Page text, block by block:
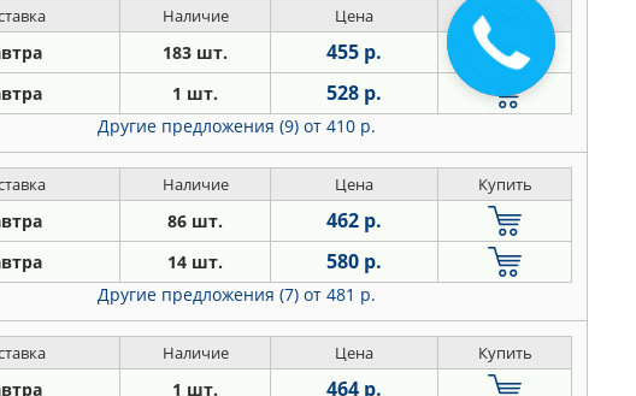
Наличие Цена Купить
183 шт. 455 р.
1 шт. 528 р.
Другие предложения (9) от 410 р.
Наличие Цена Купить
86 шт. 462 р.
14 шт. 580 р.
Другие предложения (7) от 481 р.
Наличие Цена Купить
1 шт. 464 р.